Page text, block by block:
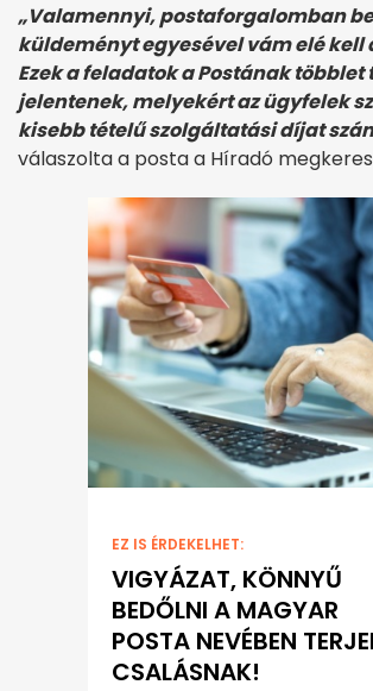
„Valamennyi, postaforgalomban
küldeményt egyesével vám elé
Ezek a feladatok a Postának többlet
jelentenek, melyekért az ügyfelek
kisebb tételű szolgáltatási díjat
válaszolta a posta a Híradó
EZ IS ÉRDEKELHET:
VIGYÁZAT, KÖNNYŰ
BEDŐLNI A MAGYAR
POSTA NEVÉBEN
CSALÁSNAK!